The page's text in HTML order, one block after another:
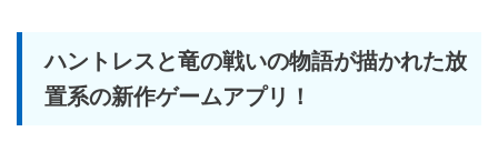
ハントレスと竜の戦いの物語が描かれた放
置系の新作ゲームアプリ！